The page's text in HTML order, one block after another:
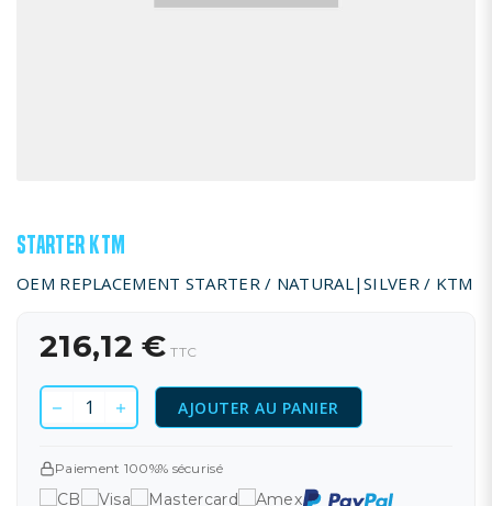
STARTER KTM
OEM REPLACEMENT STARTER / NATURAL|SILVER / KTM
216,12 € TTC
AJOUTER AU PANIER
Paiement 100%% sécurisé